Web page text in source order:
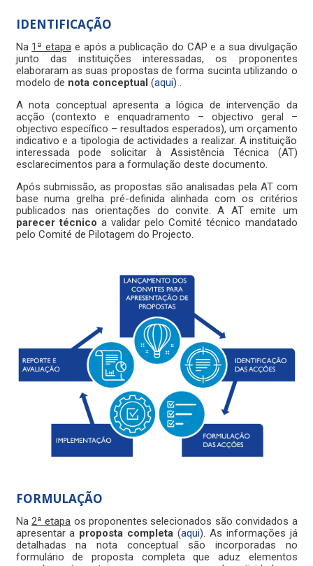
IDENTIFICAÇÃO
Na 1ª etapa e após a publicação do CAP e a sua divulgação
junto das instituições interessadas, os proponentes
elaboraram as suas propostas de forma sucinta utilizando o
modelo de nota conceptual (aqui) .
A nota conceptual apresenta a lógica de intervenção da
acção (contexto e enquadramento – objectivo geral –
objectivo específico – resultados esperados), um orçamento
indicativo e a tipologia de actividades a realizar. A instituição
interessada pode solicitar à Assistência Técnica (AT)
esclarecimentos para a formulação deste documento.
Após submissão, as propostas são analisadas pela AT com
base numa grelha pré-definida alinhada com os critérios
publicados nas orientações do convite. A AT emite um
parecer técnico a validar pelo Comité técnico mandatado
pelo Comité de Pilotagem do Projecto.
FORMULAÇÃO
Na 2ª etapa os proponentes selecionados são convidados a
apresentar a proposta completa (aqui). As informações já
detalhadas na nota conceptual são incorporadas no
formulário de proposta completa que aduz elementos